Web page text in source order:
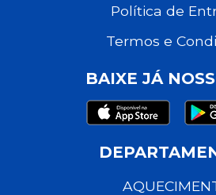
Política de
Termos e
BAIXE JÁ